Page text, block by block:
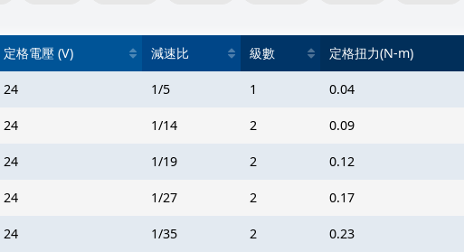
定格電壓 (V) 減速比 級數 定格扭力(N-m)
24 1/5 1 0.04
24 1/14 2 0.09
24 1/19 2 0.12
24 1/27 2 0.17
24 1/35 2 0.23